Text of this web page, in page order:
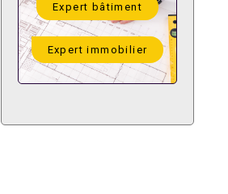
Expert bâtiment
Expert immobilier